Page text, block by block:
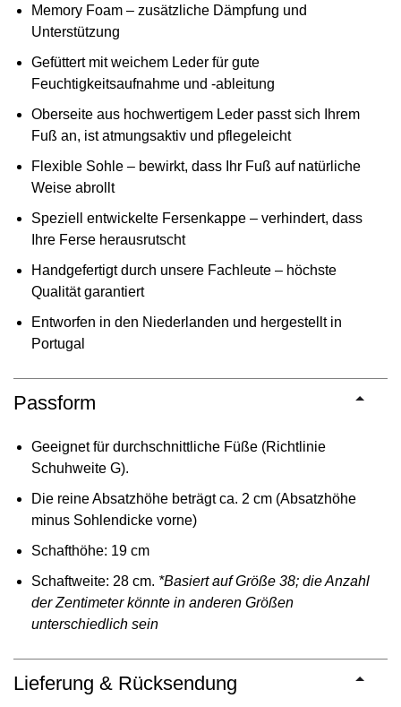
Memory Foam – zusätzliche Dämpfung und
Unterstützung
Gefüttert mit weichem Leder für gute
Feuchtigkeitsaufnahme und -ableitung
Oberseite aus hochwertigem Leder passt sich Ihrem
Fuß an, ist atmungsaktiv und pflegeleicht
Flexible Sohle – bewirkt, dass Ihr Fuß auf natürliche
Weise abrollt
Speziell entwickelte Fersenkappe – verhindert, dass
Ihre Ferse herausrutscht
Handgefertigt durch unsere Fachleute – höchste
Qualität garantiert
Entworfen in den Niederlanden und hergestellt in
Portugal
Passform
Geeignet für durchschnittliche Füße (Richtlinie
Schuhweite G).
Die reine Absatzhöhe beträgt ca. 2 cm (Absatzhöhe
minus Sohlendicke vorne)
Schafthöhe: 19 cm
Schaftweite: 28 cm. *Basiert auf Größe 38; die Anzahl
der Zentimeter könnte in anderen Größen
unterschiedlich sein
Lieferung & Rücksendung